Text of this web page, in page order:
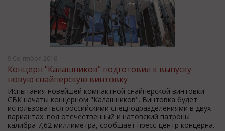
9 Сентября 2016
Концерн "Калашников" подготовил к выпуску
новую снайперскую винтовку
Испытания новейшей компактной снайперской винтовки
СВК начаты концерном "Калашников". Винтовка будет
использоваться российскими спецподразделениями в двух
вариантах: под отечественный и натовский патроны
калибра 7,62 миллиметра, сообщает пресс-центр концерна.